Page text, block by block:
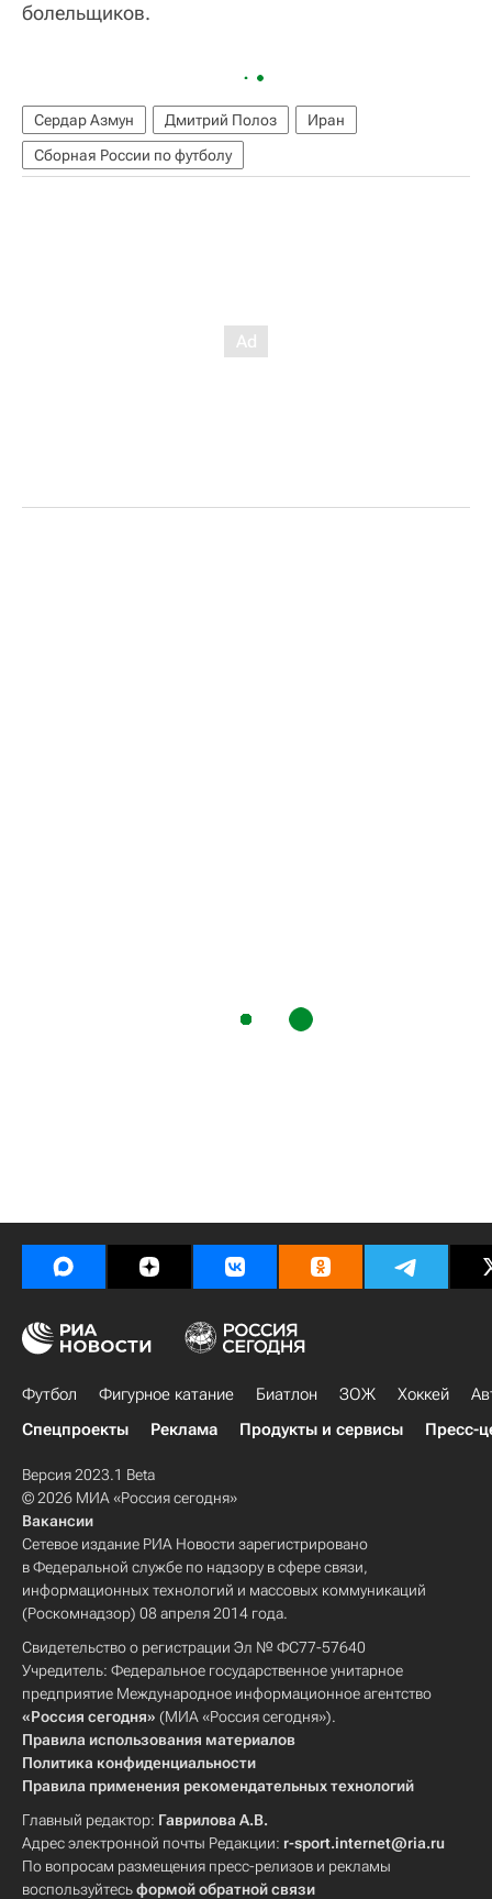
болельщиков.
Сердар Азмун Дмитрий Полоз
Иран
Сборная России по футболу
Футбол Фигурное катание Биатлон ЗОЖ Хоккей
Спецпроекты
Реклама Продукты и сервисы Пресс-
Версия 2023.1 Beta
© 2026 МИА «Россия сегодня»
Вакансии
Сетевое издание РИА Новости зарегистрировано
в Федеральной службе по надзору в сфере связи,
информационных технологий и массовых коммуникаций
(Роскомнадзор) 08 апреля 2014 года.
Свидетельство о регистрации Эл № ФС77-57640
Учредитель: Федеральное государственное унитарное
предприятие Международное информационное агентство
«Россия сегодня» (МИА «Россия сегодня»).
Правила использования материалов
Политика конфиденциальности
Правила применения рекомендательных технологий
Главный редактор: Гаврилова А.В.
Адрес электронной почты Редакции: r-sport.internet@ria.ru
По вопросам размещения пресс-релизов и рекламы
воспользуйтесьформой обратной связи